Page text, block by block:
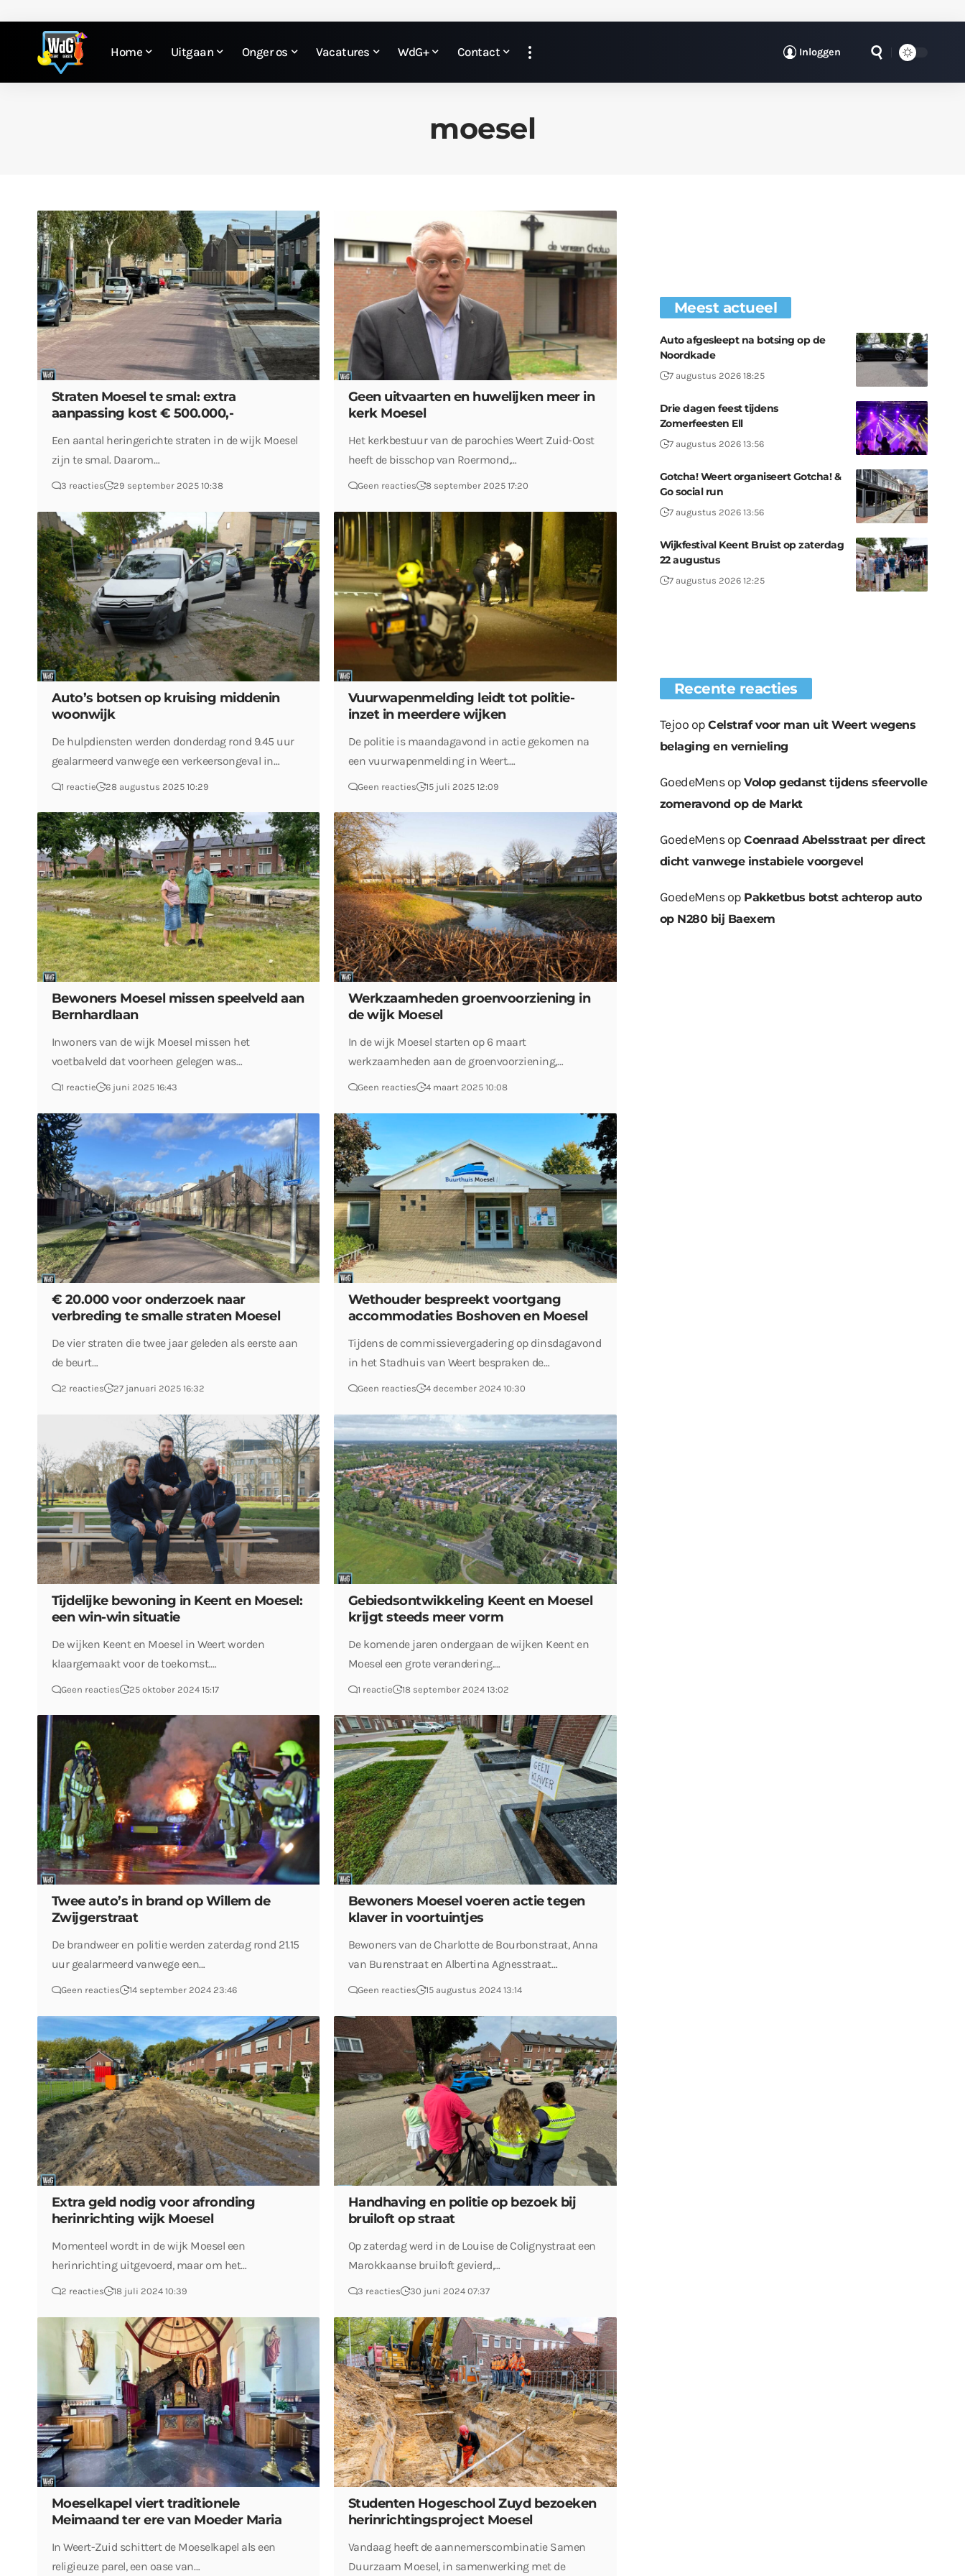
Home Uitgaan Onger os Vacatures WdG+ Contact Inloggen
moesel
Straten Moesel te smal: extra
aanpassing kost € 500.000,-
Een aantal heringerichte straten in de wijk Moesel
zijn te smal. Daarom…
3 reacties 29 september 2025 10:38
Geen uitvaarten en huwelijken meer in
kerk Moesel
Het kerkbestuur van de parochies Weert Zuid-Oost
heeft de bisschop van Roermond,…
Geen reacties 8 september 2025 17:20
Auto’s botsen op kruising middenin
woonwijk
De hulpdiensten werden donderdag rond 9.45 uur
gealarmeerd vanwege een verkeersongeval in…
1 reactie 28 augustus 2025 10:29
Vuurwapenmelding leidt tot politie-
inzet in meerdere wijken
De politie is maandagavond in actie gekomen na
een vuurwapenmelding in Weert.…
Geen reacties 15 juli 2025 12:09
Bewoners Moesel missen speelveld aan
Bernhardlaan
Inwoners van de wijk Moesel missen het
voetbalveld dat voorheen gelegen was…
1 reactie 6 juni 2025 16:43
Werkzaamheden groenvoorziening in
de wijk Moesel
In de wijk Moesel starten op 6 maart
werkzaamheden aan de groenvoorziening,…
Geen reacties 4 maart 2025 10:08
€ 20.000 voor onderzoek naar
verbreding te smalle straten Moesel
De vier straten die twee jaar geleden als eerste aan
de beurt…
2 reacties 27 januari 2025 16:32
Wethouder bespreekt voortgang
accommodaties Boshoven en Moesel
Tijdens de commissievergadering op dinsdagavond
in het Stadhuis van Weert bespraken de…
Geen reacties 4 december 2024 10:30
Tijdelijke bewoning in Keent en Moesel:
een win-win situatie
De wijken Keent en Moesel in Weert worden
klaargemaakt voor de toekomst.…
Geen reacties 25 oktober 2024 15:17
Gebiedsontwikkeling Keent en Moesel
krijgt steeds meer vorm
De komende jaren ondergaan de wijken Keent en
Moesel een grote verandering.…
1 reactie 18 september 2024 13:02
Twee auto’s in brand op Willem de
Zwijgerstraat
De brandweer en politie werden zaterdag rond 21.15
uur gealarmeerd vanwege een…
Geen reacties 14 september 2024 23:46
Bewoners Moesel voeren actie tegen
klaver in voortuintjes
Bewoners van de Charlotte de Bourbonstraat, Anna
van Burenstraat en Albertina Agnesstraat…
Geen reacties 15 augustus 2024 13:14
Extra geld nodig voor afronding
herinrichting wijk Moesel
Momenteel wordt in de wijk Moesel een
herinrichting uitgevoerd, maar om het…
2 reacties 18 juli 2024 10:39
Handhaving en politie op bezoek bij
bruiloft op straat
Op zaterdag werd in de Louise de Colignystraat een
Marokkaanse bruiloft gevierd,…
3 reacties 30 juni 2024 07:37
Moeselkapel viert traditionele
Meimaand ter ere van Moeder Maria
In Weert-Zuid schittert de Moeselkapel als een
religieuze parel, een oase van…
Studenten Hogeschool Zuyd bezoeken
herinrichtingsproject Moesel
Vandaag heeft de aannemerscombinatie Samen
Duurzaam Moesel, in samenwerking met de
Meest actueel
Auto afgesleept na botsing op de
Noordkade
7 augustus 2026 18:25
Drie dagen feest tijdens
Zomerfeesten Ell
7 augustus 2026 13:56
Gotcha! Weert organiseert Gotcha! &
Go social run
7 augustus 2026 13:56
Wijkfestival Keent Bruist op zaterdag
22 augustus
7 augustus 2026 12:25
Recente reacties
Tejoo opCelstraf voor man uit Weert wegens
belaging en vernieling
GoedeMensopVolop gedanst tijdens sfeervolle
zomeravond op de Markt
GoedeMensopCoenraad Abelsstraat per direct
dicht vanwege instabiele voorgevel
GoedeMensop Pakketbus botst achterop auto
op N280 bij Baexem